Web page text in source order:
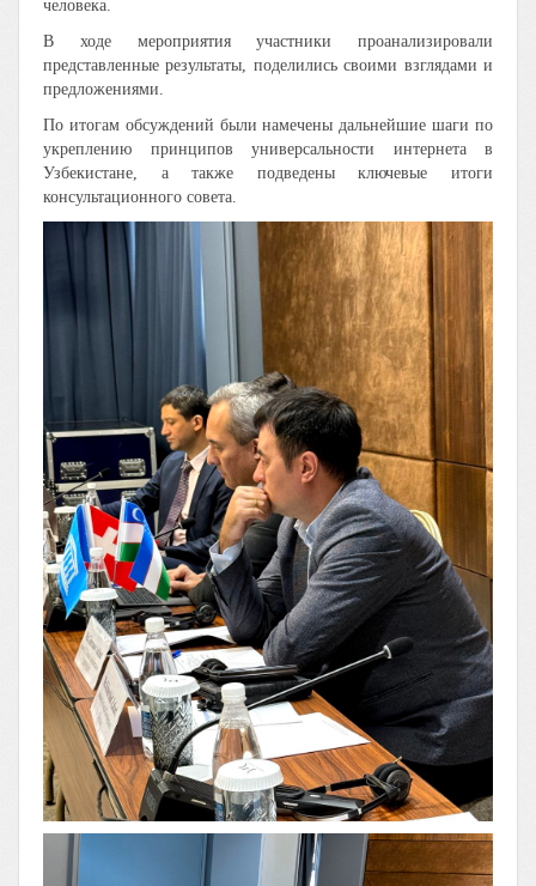
человека.
В ходе мероприятия участники проанализировали
представленные результаты, поделились своими взглядами и
предложениями.
По итогам обсуждений были намечены дальнейшие шаги по
укреплению принципов универсальности интернета в
Узбекистане, а также подведены ключевые итоги
консультационного совета.